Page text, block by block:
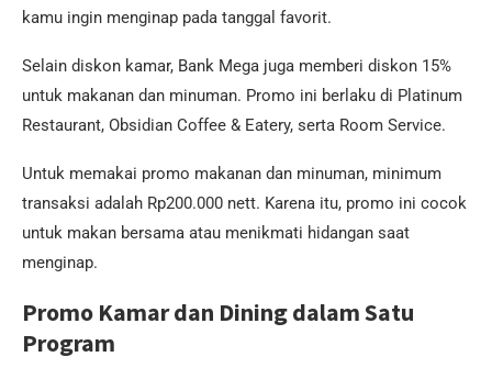
kamu ingin menginap pada tanggal favorit.
Selain diskon kamar, Bank Mega juga memberi diskon 15%
untuk makanan dan minuman. Promo ini berlaku di Platinum
Restaurant, Obsidian Coffee & Eatery, serta Room Service.
Untuk memakai promo makanan dan minuman, minimum
transaksi adalah Rp200.000 nett. Karena itu, promo ini cocok
untuk makan bersama atau menikmati hidangan saat
menginap.
Promo Kamar dan Dining dalam Satu
Program